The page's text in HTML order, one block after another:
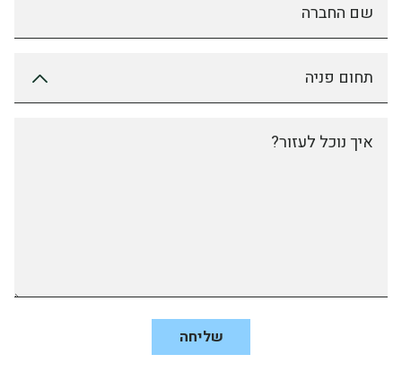
שם החברה
תחום פניה
איך נוכל לעזור?